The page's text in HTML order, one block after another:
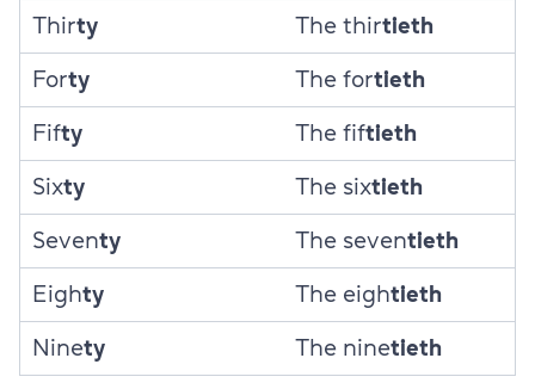
Thirty The thirtieth
Forty The fortieth
Fifty The fiftieth
Sixty The sixtieth
Seventy The seventieth
Eighty The eightieth
Ninety The ninetieth